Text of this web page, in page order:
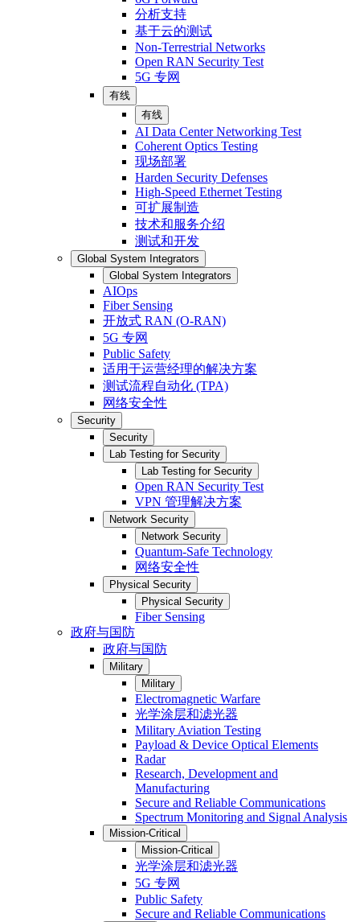
分析支持
基于云的测试
Non-Terrestrial Networks
Open RAN Security Test
5G 专网
有线
有线
AI Data Center Networking Test
Coherent Optics Testing
现场部署
Harden Security Defenses
High-Speed Ethernet Testing
可扩展制造
技术和服务介绍
测试和开发
Global System Integrators
Global System Integrators
AIOps
Fiber Sensing
开放式 RAN (O-RAN)
5G 专网
Public Safety
适用于运营经理的解决方案
测试流程自动化 (TPA)
网络安全性
Security
Security
Lab Testing for Security
Lab Testing for Security
Open RAN Security Test
VPN 管理解决方案
Network Security
Network Security
Quantum-Safe Technology
网络安全性
Physical Security
Physical Security
Fiber Sensing
政府与国防
政府与国防
Military
Military
Electromagnetic Warfare
光学涂层和滤光器
Military Aviation Testing
Payload & Device Optical Elements
Radar
Research, Development and
Manufacturing
Secure and Reliable Communications
Spectrum Monitoring and Signal Analysis
Mission-Critical
Mission-Critical
光学涂层和滤光器
5G 专网
Public Safety
Secure and Reliable Communications